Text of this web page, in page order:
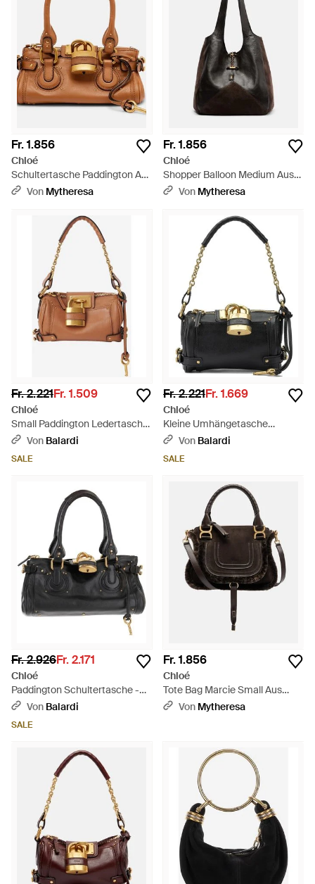
Fr. 1.856
Chloé
Schultertasche Paddington Aus
Leder - Braun
Von Mytheresa
Fr. 1.856
Chloé
Shopper Balloon Medium Aus
Leder - Schwarz
Von Mytheresa
Fr. 2.221Fr. 1.509
Chloé
Small Paddington Ledertasche
- Braun
Von Balardi
SALE
Fr. 2.221Fr. 1.669
Chloé
Kleine Umhängetasche
"Paddington" von - Schwarz
Von Balardi
SALE
Fr. 2.926Fr. 2.171
Chloé
Paddington Schultertasche -
Schwarz
Von Balardi
SALE
Fr. 1.856
Chloé
Tote Bag Marcie Small Aus
Veloursleder Mit Shearling -
Von Mytheresa